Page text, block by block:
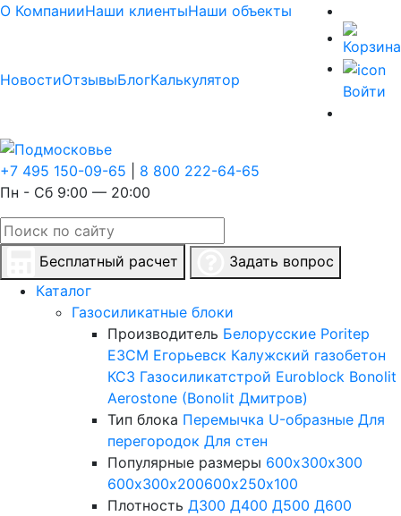
О КомпанииНаши клиентыНаши объекты
НовостиОтзывыБлогКалькулятор
Войти
+7 495 150-09-65
8 800 222-64-65
Пн - Сб 9:00 — 20:00
Бесплатный расчет
Задать вопрос
Каталог
Газосиликатные блоки
Производитель Белорусские Poritep
ЕЗСМ Егорьевск Калужский газобетон
КСЗ Газосиликатстрой Euroblock Bonolit
Aerostone (Bonolit Дмитров)
Тип блока Перемычка U-образные Для
перегородок Для стен
Популярные размеры 600х300х300
600х300х200600х250х100
Плотность Д300 Д400 Д500 Д600